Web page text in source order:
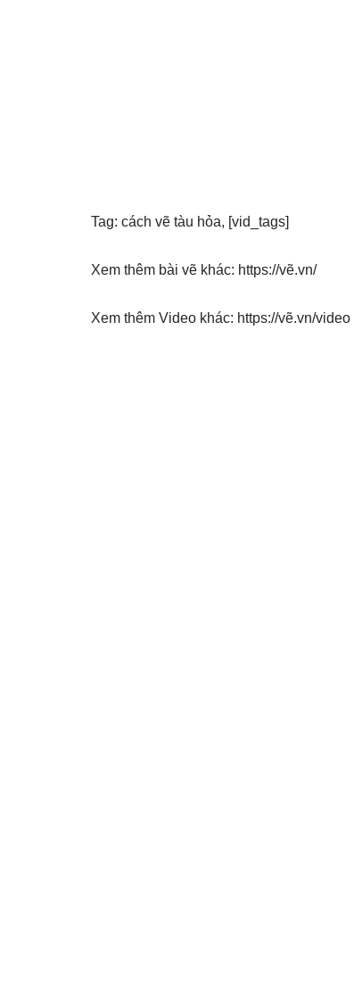
Tag: cách vẽ tàu hỏa, [vid_tags]
Xem thêm bài vẽ khác: https://vẽ.vn/
Xem thêm Video khác: https://vẽ.vn/video